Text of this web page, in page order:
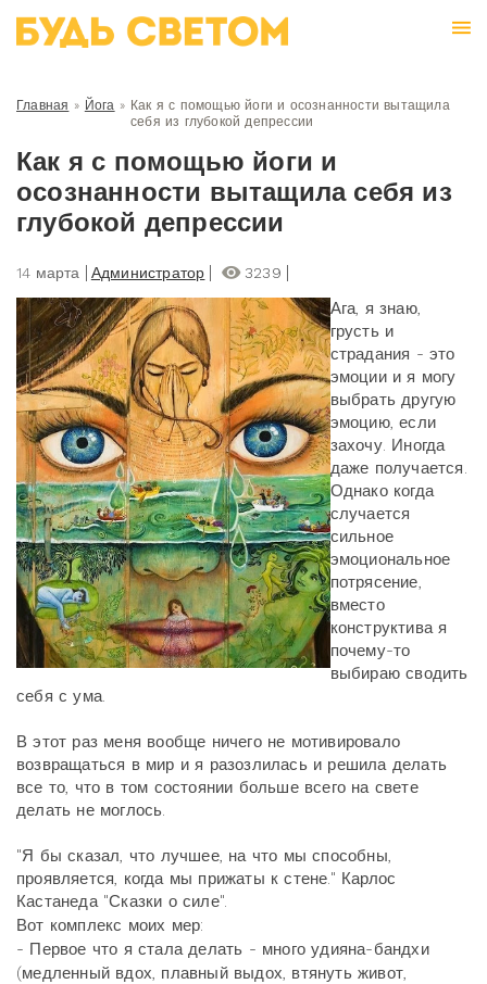
Главная » Йога » Как я с помощью йоги и осознанности вытащила
себя из глубокой депрессии
Как я с помощью йоги и
осознанности вытащила себя из
глубокой депрессии
14 марта Администратор 3239
Ага, я знаю,
грусть и
страдания - это
эмоции и я могу
выбрать другую
эмоцию, если
захочу. Иногда
даже получается.
Однако когда
случается
сильное
эмоциональное
потрясение,
вместо
конструктива я
почему-то
выбираю сводить
себя с ума.
В этот раз меня вообще ничего не мотивировало
возвращаться в мир и я разозлилась и решила делать
все то, что в том состоянии больше всего на свете
делать не моглось.
"Я бы сказал, что лучшее, на что мы способны,
проявляется, когда мы прижаты к стене." Карлос
Кастанеда "Сказки о силе".
Вот комплекс моих мер:
- Первое что я стала делать - много удияна-бандхи
(медленный вдох, плавный выдох, втянуть живот,